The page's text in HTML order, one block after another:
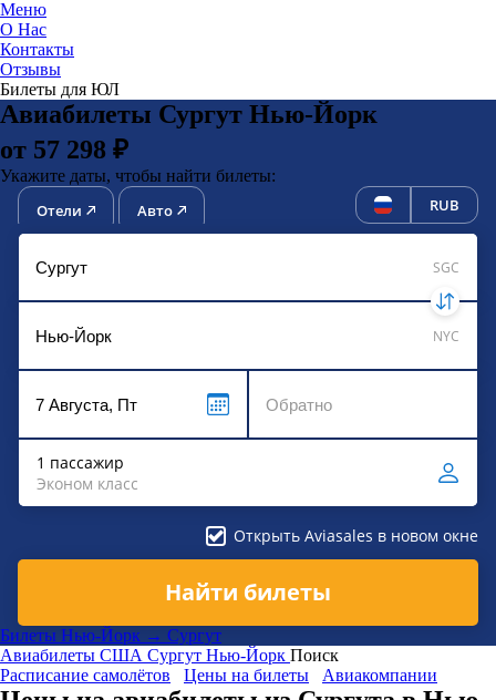
Меню
О Нас
Контакты
Отзывы
Билеты для ЮЛ
Авиабилеты Сургут Нью-Йорк
от 57 298 ₽
Укажите даты, чтобы найти билеты:
Отели Авто RUB
SGC
NYC
1 пассажир
Эконом класс
Открыть Aviasales в новом окне
Найти билеты
Билеты Нью-Йорк → Сургут
Авиабилеты США Сургут Нью-Йорк Поиск
Расписание самолётов
Цены на билеты Авиакомпании